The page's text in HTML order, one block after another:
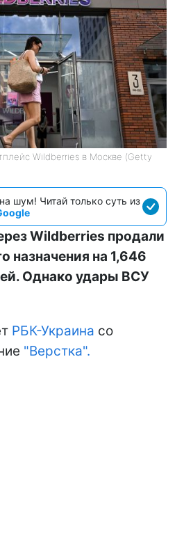
Wildberries в Москве (Getty
шум! Читай только суть из
Wildberries продали
назначения на 1,646
Однако удары ВСУ
РБК-Украина со
"Верстка".